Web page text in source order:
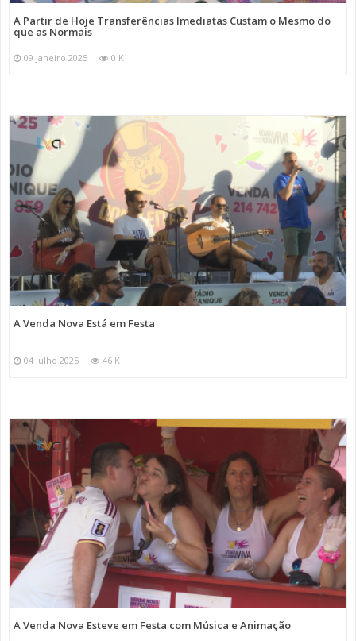
A Partir de Hoje Transferências Imediatas Custam o Mesmo do
que as Normais
09 Janeiro 2025 0 K
A Venda Nova Está em Festa
04 Julho 2025 46 K
A Venda Nova Esteve em Festa com Música e Animação